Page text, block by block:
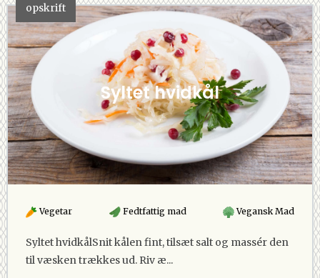
opskrift
Syltet hvidkål
Vegetar Fedtfattig mad Vegansk Mad
Syltet hvidkålSnit kålen fint, tilsæt salt og massér den
til væsken trækkes ud. Riv æ...